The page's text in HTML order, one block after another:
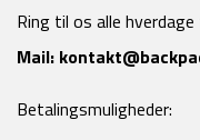
Ring til os alle
Mail:
Betalingsmuligheder: